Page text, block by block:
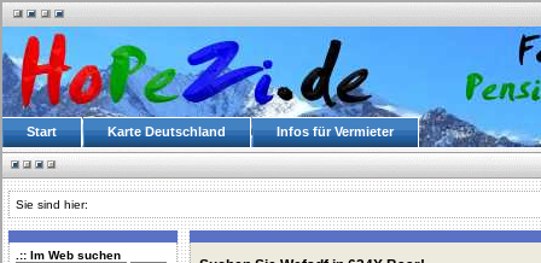
Start Karte Deutschland Infos für Vermieter
Sie sind hier:
.:: Im Web suchen